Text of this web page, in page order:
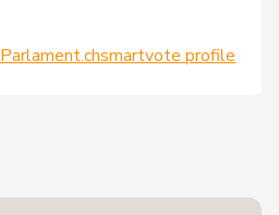
Parlament.chsmartvote profile